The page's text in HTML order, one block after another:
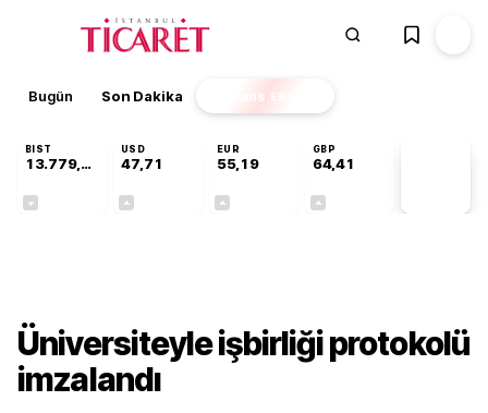
Bugün Son Dakika Finans EKSTRA
BIST
13.779,39
USD
47,71
EUR
55,19
GBP
64,41
Üniversiteyle işbirliği protokolü
imzalandı